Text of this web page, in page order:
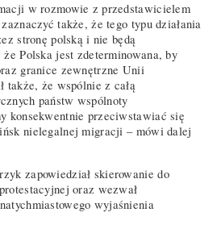
w rozmowie z przedstawicielem
także, że tego typu działania
stronę polską i nie będą
że Polska jest zdeterminowana, by
granice zewnętrzne Unii
także, że wspólnie z całą
państw wspólnoty
konsekwentnie przeciwstawiać się
nielegalnej migracji – mówi dalej
zapowiedział skierowanie do
oraz wezwał
wyjaśnienia